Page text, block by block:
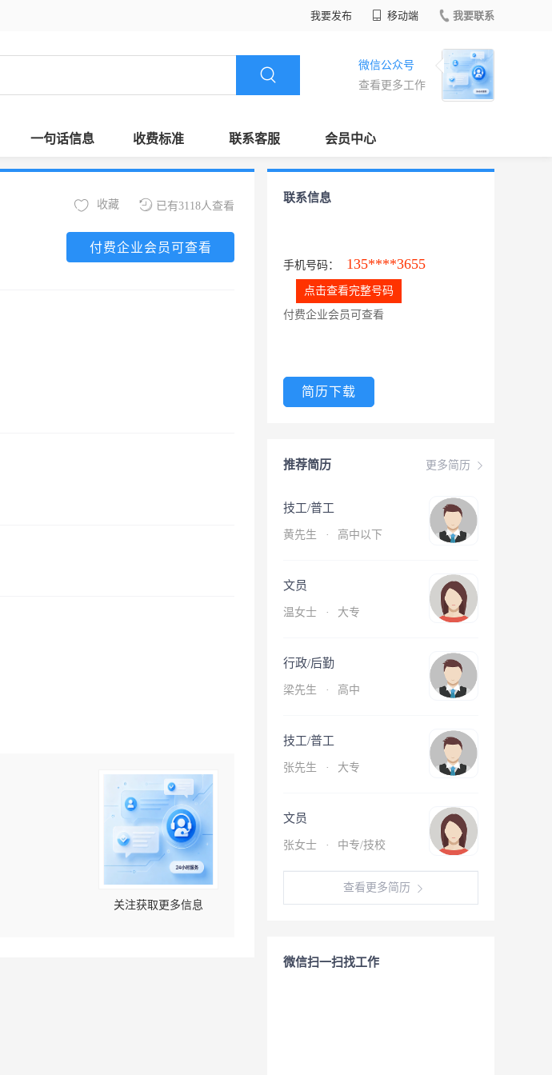
我要发布 移动端 我要联系
微信公众号
查看更多工作
一句话信息 收费标准 联系客服 会员中心
已有3118人查看
收藏
付费企业会员可查看
关注获取更多信息
联系信息
手机号码： 135****3655
点击查看完整号码
付费企业会员可查看
简历下载
更多简历
推荐简历
技工/普工
黄先生 · 高中以下
文员
温女士 · 大专
行政/后勤
梁先生 · 高中
技工/普工
张先生 · 大专
文员
张女士 · 中专/技校
查看更多简历
微信扫一扫找工作